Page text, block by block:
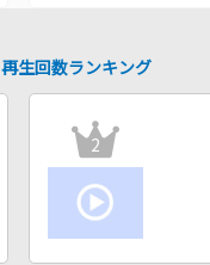
再生回数ランキング
2